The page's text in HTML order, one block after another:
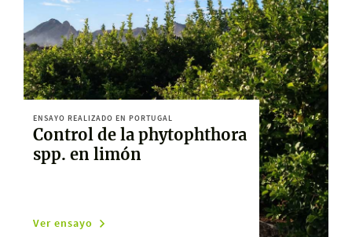
ENSAYO REALIZADO EN PORTUGAL
Control de la phytophthora
spp. en limón
Ver ensayo